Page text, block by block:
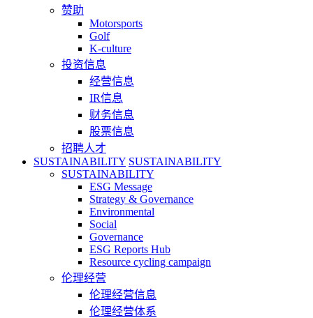
赞助
Motorsports
Golf
K-culture
投资信息
经营信息
IR信息
财务信息
股票信息
招聘人才
SUSTAINABILITY SUSTAINABILITY
SUSTAINABILITY
ESG Message
Strategy & Governance
Environmental
Social
Governance
ESG Reports Hub
Resource cycling campaign
伦理经营
伦理经营信息
伦理经营体系